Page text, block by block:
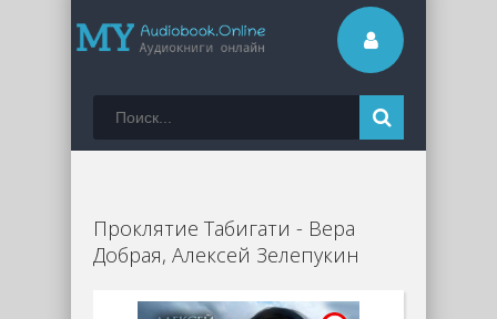
Проклятие Табигати - Вера
Добрая, Алексей Зелепукин